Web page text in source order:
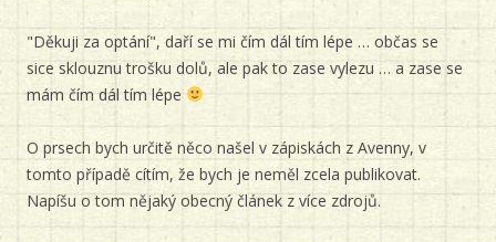
"Děkuji za optání", daří se mi čím dál tím lépe … občas se
sice sklouznu trošku dolů, ale pak to zase vylezu … a zase se
mám čím dál tím lépe
O prsech bych určitě něco našel v zápiskách z Avenny, v
tomto případě cítím, že bych je neměl zcela publikovat.
Napíšu o tom nějaký obecný článek z více zdrojů.